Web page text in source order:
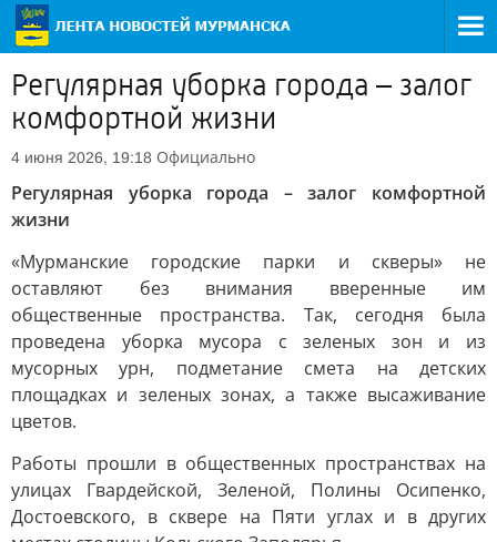
Регулярная уборка города – залог
комфортной жизни
4 июня 2026, 19:18 Официально
Регулярная уборка города – залог комфортной
жизни
«Мурманские городские парки и скверы» не
оставляют без внимания вверенные им
общественные пространства. Так, сегодня была
проведена уборка мусора с зеленых зон и из
мусорных урн, подметание смета на детских
площадках и зеленых зонах, а также высаживание
цветов.
Работы прошли в общественных пространствах на
улицах Гвардейской, Зеленой, Полины Осипенко,
Достоевского, в сквере на Пяти углах и в других